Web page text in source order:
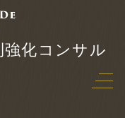
強化コンサル